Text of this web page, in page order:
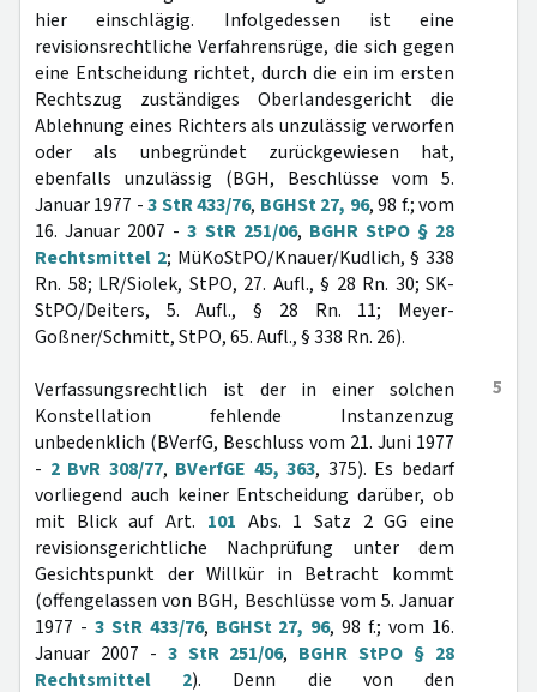
hier einschlägig. Infolgedessen ist eine
revisionsrechtliche Verfahrensrüge, die sich gegen
eine Entscheidung richtet, durch die ein im ersten
Rechtszug zuständiges Oberlandesgericht die
Ablehnung eines Richters als unzulässig verworfen
oder als unbegründet zurückgewiesen hat,
ebenfalls unzulässig (BGH, Beschlüsse vom 5.
Januar 1977 -3 StR 433/76, BGHSt 27, 96, 98 f.; vom
16. Januar 2007 -3 StR 251/06, BGHR StPO § 28
Rechtsmittel 2; MüKoStPO/Knauer/Kudlich, § 338
Rn. 58; LR/Siolek, StPO, 27. Aufl., § 28 Rn. 30; SK-
StPO/Deiters, 5. Aufl., § 28 Rn. 11; Meyer-
Goßner/Schmitt, StPO, 65. Aufl., § 338 Rn. 26).
5
Verfassungsrechtlich ist der in einer solchen
Konstellation fehlende Instanzenzug
unbedenklich (BVerfG, Beschluss vom 21. Juni 1977
- 2 BvR 308/77, BVerfGE 45, 363, 375). Es bedarf
vorliegend auch keiner Entscheidung darüber, ob
mit Blick auf Art. 101 Abs. 1 Satz 2 GG eine
revisionsgerichtliche Nachprüfung unter dem
Gesichtspunkt der Willkür in Betracht kommt
(offengelassen von BGH, Beschlüsse vom 5. Januar
1977 - 3 StR 433/76, BGHSt 27, 96, 98 f.; vom 16.
Januar 2007 - 3 StR 251/06, BGHR StPO § 28
Rechtsmittel 2). Denn die von den